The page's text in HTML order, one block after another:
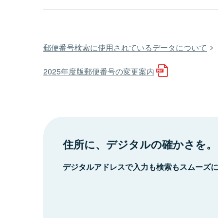
郵便番号検索に使用されているデータについて
2025年度版郵便番号の変更案内
住所に、デジタルの確かさを。
デジタルアドレスで入力も検索もスムーズ